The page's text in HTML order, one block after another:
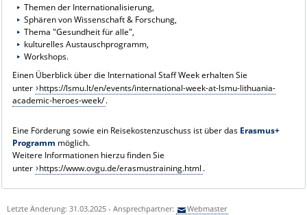
Themen der Internationalisierung,
Sphären von Wissenschaft & Forschung,
Thema "Gesundheit für alle",
kulturelles Austauschprogramm,
Workshops.
Einen Überblick über die International Staff Week erhalten Sie
unter https://lsmu.lt/en/events/international-week-at-lsmu-lithuania-
academic-heroes-week/.
Eine Förderung sowie ein Reisekostenzuschuss ist über das Erasmus+
Programm möglich.
Weitere Informationen hierzu finden Sie
unter https://www.ovgu.de/erasmustraining.html .
Letzte Änderung: 31.03.2025 - Ansprechpartner: Webmaster